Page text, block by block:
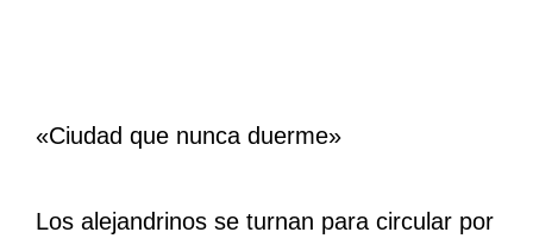
«Ciudad que nunca duerme»
Los alejandrinos se turnan para circular por